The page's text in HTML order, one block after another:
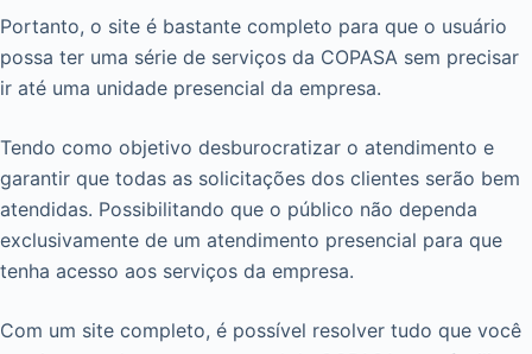
Portanto, o site é bastante completo para que o usuário
possa ter uma série de serviços da COPASA sem precisar
ir até uma unidade presencial da empresa.
Tendo como objetivo desburocratizar o atendimento e
garantir que todas as solicitações dos clientes serão bem
atendidas. Possibilitando que o público não dependa
exclusivamente de um atendimento presencial para que
tenha acesso aos serviços da empresa.
Com um site completo, é possível resolver tudo que você